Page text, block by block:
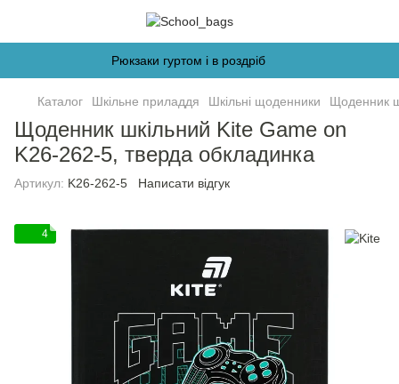
Рюкзаки гуртом і в роздріб
Каталог Шкільне приладдя Шкільні щоденники Щоденник
Щоденник шкільний Kite Game on
K26-262-5, тверда обкладинка
Артикул: K26-262-5 Написати відгук
4